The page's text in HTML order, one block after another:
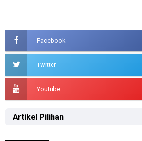
Facebook
Twitter
Youtube
Artikel Pilihan